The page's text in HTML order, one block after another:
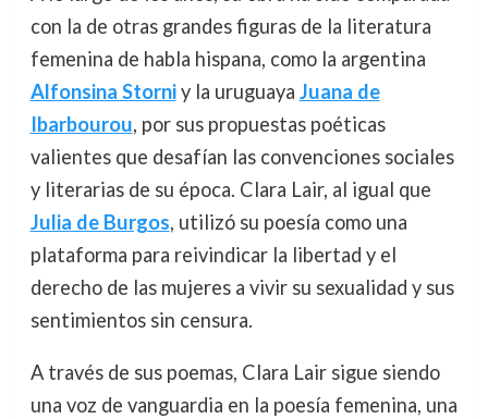
con la de otras grandes figuras de la literatura
femenina de habla hispana, como la argentina
Alfonsina Storniy la uruguaya Juana de
Ibarbourou, por sus propuestas poéticas
valientes que desafían las convenciones sociales
y literarias de su época. Clara Lair, al igual que
Julia de Burgos, utilizó su poesía como una
plataforma para reivindicar la libertad y el
derecho de las mujeres a vivir su sexualidad y sus
sentimientos sin censura.
A través de sus poemas, Clara Lair sigue siendo
una voz de vanguardia en la poesía femenina, una